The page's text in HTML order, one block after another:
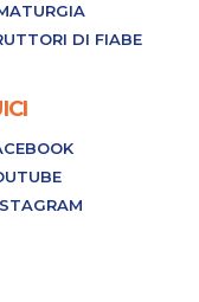
DI FIABE